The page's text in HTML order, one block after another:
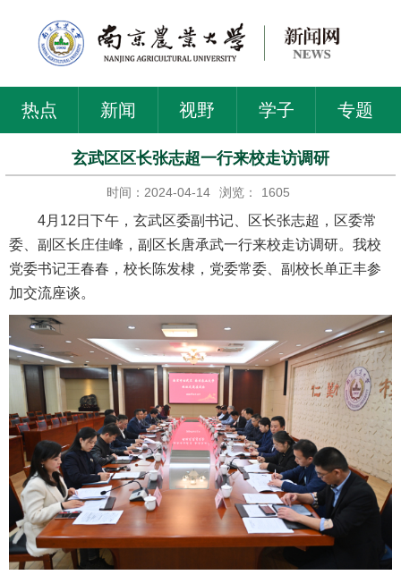
热点 新闻 视野 学子 专题
玄武区区长张志超一行来校走访调研
时间：2024-04-14 浏览： 1605
4月12日下午，玄武区委副书记、区长张志超，区委常
委、副区长庄佳峰，副区长唐承武一行来校走访调研。我校
党委书记王春春，校长陈发棣，党委常委、副校长单正丰参
加交流座谈。